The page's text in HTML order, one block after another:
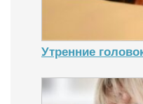
Утренние